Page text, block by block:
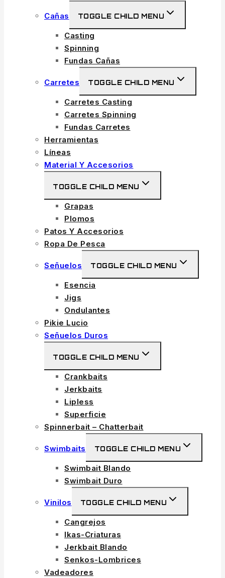
Cañas TOGGLE CHILD MENU
Casting
Spinning
Fundas Cañas
Carretes TOGGLE CHILD MENU
Carretes Casting
Carretes Spinning
Fundas Carretes
Herramientas
Líneas
Material Y Accesorios
TOGGLE CHILD MENU
Grapas
Plomos
Patos Y Accesorios
Ropa De Pesca
Señuelos TOGGLE CHILD MENU
Esencia
Jigs
Ondulantes
Pikie Lucio
Señuelos Duros
TOGGLE CHILD MENU
Crankbaits
Jerkbaits
Lipless
Superficie
Spinnerbait – Chatterbait
Swimbaits TOGGLE CHILD MENU
Swimbait Blando
Swimbait Duro
Vinilos TOGGLE CHILD MENU
Cangrejos
Ikas-Criaturas
Jerkbait Blando
Senkos-Lombrices
Vadeadores